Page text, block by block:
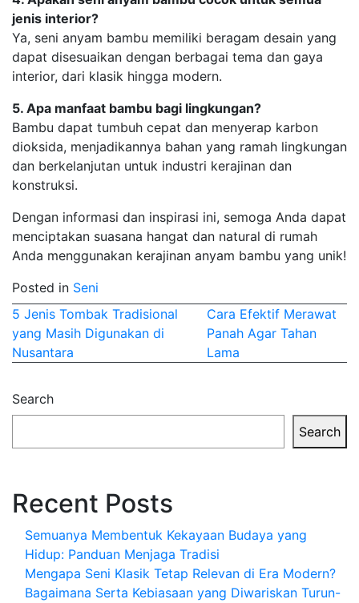
jenis interior?
Ya, seni anyam bambu memiliki beragam desain yang
dapat disesuaikan dengan berbagai tema dan gaya
interior, dari klasik hingga modern.
5. Apa manfaat bambu bagi lingkungan?
Bambu dapat tumbuh cepat dan menyerap karbon
dioksida, menjadikannya bahan yang ramah lingkungan
dan berkelanjutan untuk industri kerajinan dan
konstruksi.
Dengan informasi dan inspirasi ini, semoga Anda dapat
menciptakan suasana hangat dan natural di rumah
Anda menggunakan kerajinan anyam bambu yang unik!
Posted in Seni
Post
navigation
5 Jenis Tombak Tradisional
yang Masih Digunakan di
Nusantara
Cara Efektif Merawat
Panah Agar Tahan
Lama
Search
Search
Recent Posts
Semuanya Membentuk Kekayaan Budaya yang
Hidup: Panduan Menjaga Tradisi
Mengapa Seni Klasik Tetap Relevan di Era Modern?
Bagaimana Serta Kebiasaan yang Diwariskan Turun-